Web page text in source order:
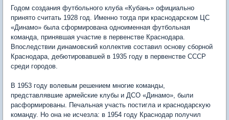
Годом создания футбольного клуба «Кубань» официально
принято считать 1928 год. Именно тогда при краснодарском ЦС
«Динамо» была сформирована одноименная футбольная
команда, принявшая участие в первенстве Краснодара.
Впоследствии динамовский коллектив составил основу сборной
Краснодара, дебютировавшей в 1935 году в первенстве СССР
среди городов.
В 1953 году волевым решением многие команды,
представлявшие армейские клубы и ДСО «Динамо», были
расформированы. Печальная участь постигла и краснодарскую
команду. Но она не исчезла: в 1954 году Краснодар получил